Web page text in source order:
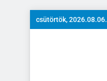
Ugrás
a
csütörtök, 2026.08.06.